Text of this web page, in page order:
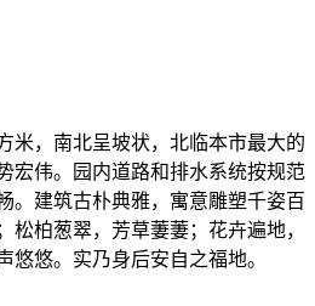
米，南北呈坡状，北临本市最大的
伟。园内道路和排水系统按规范
。建筑古朴典雅，寓意雕塑千姿百
松柏葱翠，芳草萋萋；花卉遍地，
悠悠。实乃身后安自之福地。